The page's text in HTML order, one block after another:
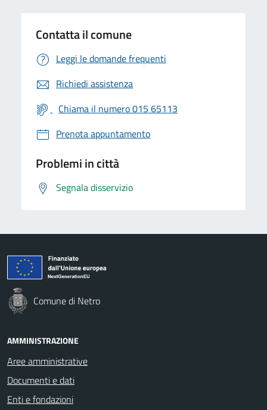
Contatta il comune
Leggi le domande frequenti
Richiedi assistenza
Chiama il numero 015 65113
Prenota appuntamento
Problemi in città
Segnala disservizio
Comune di Netro
AMMINISTRAZIONE
Aree amministrative
Documenti e dati
Enti e fondazioni